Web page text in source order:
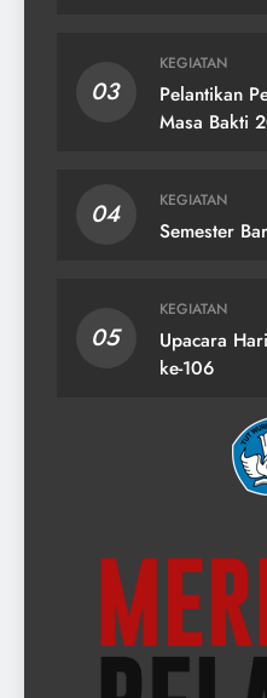
03
KEGIATAN
Pelantikan
Masa Bakti
04 KEGIATAN
Semester
05
KEGIATAN
Upacara
ke-106